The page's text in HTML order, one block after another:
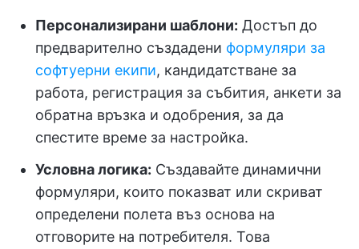
Персонализирани шаблони: Достъп до
предварително създадени формуляри за
софтуерни екипи, кандидатстване за
работа, регистрация за събития, анкети за
обратна връзка и одобрения, за да
спестите време за настройка.
Условна логика: Създавайте динамични
формуляри, които показват или скриват
определени полета въз основа на
отговорите на потребителя. Това